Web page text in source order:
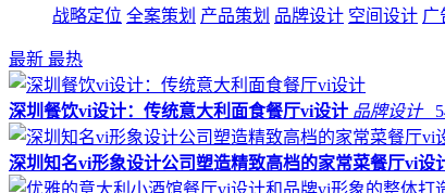
战略定位 全案策划 产品策划 品牌设计 空间设计 广
最新 最热
深圳餐饮vi设计：传统意大利面食餐厅vi设计 品牌设计
深圳知名vi形象设计公司塑造精致高档的家常菜餐厅vi设